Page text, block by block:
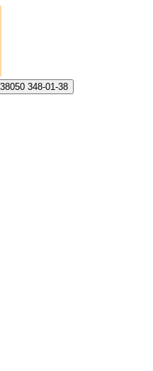
348-01-38